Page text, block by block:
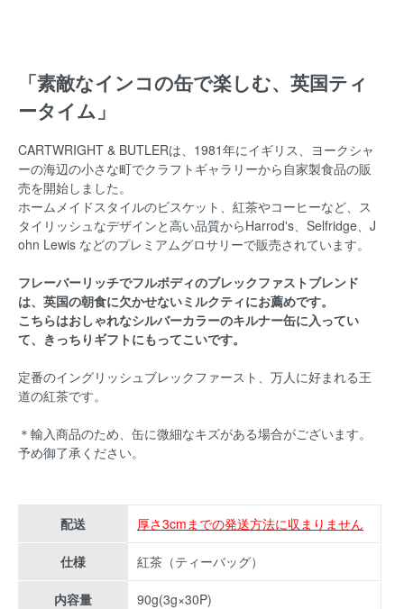
「素敵なインコの缶で楽しむ、英国ティ
ータイム」
CARTWRIGHT & BUTLERは、1981年にイギリス、ヨークシャ
ーの海辺の小さな町でクラフトギャラリーから自家製食品の販
売を開始しました。
ホームメイドスタイルのビスケット、紅茶やコーヒーなど、ス
タイリッシュなデザインと高い品質からHarrod's、Selfridge、J
ohn Lewis などのプレミアムグロサリーで販売されています。
フレーバーリッチでフルボディのブレックファストブレンド
は、英国の朝食に欠かせないミルクティにお薦めです。
こちらはおしゃれなシルバーカラーのキルナー缶に入ってい
て、きっちりギフトにもってこいです。
定番のイングリッシュブレックファースト、万人に好まれる王
道の紅茶です。
＊輸入商品のため、缶に微細なキズがある場合がございます。
予め御了承ください。
配送 厚さ3cmまでの発送方法に収まりません
仕様 紅茶（ティーバッグ）
内容量 90g(3g×30P)